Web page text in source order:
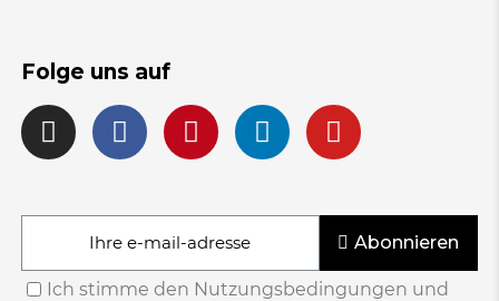
Folge uns auf
Abonnieren
Ich stimme den Nutzungsbedingungen und